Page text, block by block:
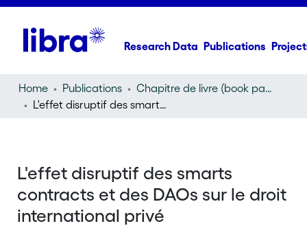
Research Data Publications
Home Publications
Chapitre de livre (book part)
L'effet disruptif des smarts contracts et des DAOs sur le droit international privé
L'effet disruptif des smarts
contracts et des DAOs sur le droit
international privé